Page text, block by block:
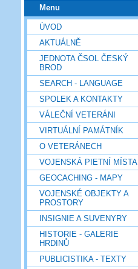
Menu
ÚVOD
AKTUÁLNĚ
JEDNOTA ČSOL ČESKÝ
BROD
SEARCH - LANGUAGE
SPOLEK A KONTAKTY
VÁLEČNÍ VETERÁNI
VIRTUÁLNÍ PAMÁTNÍK
O VETERÁNECH
VOJENSKÁ PIETNÍ MÍSTA
GEOCACHING - MAPY
VOJENSKÉ OBJEKTY A
PROSTORY
INSIGNIE A SUVENYRY
HISTORIE - GALERIE
HRDINŮ
PUBLICISTIKA - TEXTY